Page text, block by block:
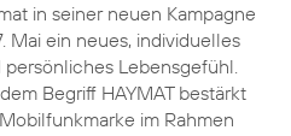
in seiner neuen Kampagne
Mai ein neues, individuelles
persönliches Lebensgefühl.
Begriff HAYMAT bestärkt
im Rahmen